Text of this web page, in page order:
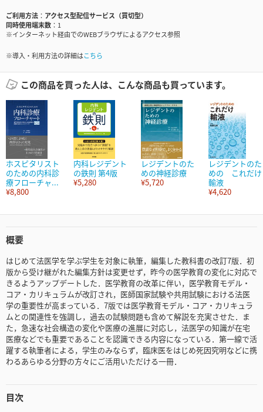
ご利用方法
アクセス型配信サービス（買切型）
同時使用端末数
1
※インターネット経由でのWEBブラウザによるアクセス参照
※導入・利用方法の詳細はこちら
この商品を買った人は、こんな商品も買っています。
ホスピタリスト
のための内科診
療フローチャ...
¥8,800
内科レジデント
の鉄則 第4版
¥5,280
レジデントのた
めの神経診療
¥5,720
レジデントのた
めの これだけ
輸液
¥4,620
概要
はじめて法医学を学ぶ学生を対象に執筆，編集した教科書の改訂7版．初
版から受け継がれた編集方針は変更せず，昨今の医学教育の変化に対応で
きるようアップデートした．医学教育の改革に伴い，医学教育モデル・
コア・カリキュラムが改訂され，医師国家試験や共用試験における法医
学の重要性が高まっている．7版では医学教育モデル・コア・カリキュラ
ムとの関連性を強調し，過去の試験問題も含めて解説を充実させた．ま
た，急速な社会構造の変化や医療の進展に対応し，法医学の知識が在宅
医療などでも重要であることを認識できる内容になっている．第一線で活
躍する執筆者による，学生のみならず，臨床医をはじめ死因究明などに携
わるあらゆる分野の方々にご活用いただける一冊．
目次